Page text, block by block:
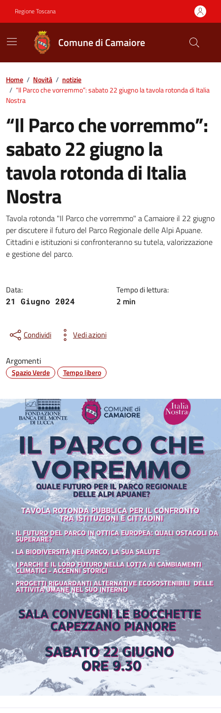
Regione Toscana
Comune di Camaiore
Contenuti in evidenza
Home / Novità / notizie
/ “Il Parco che vorremmo”: sabato 22 giugno la tavola rotonda di Italia
Nostra
“Il Parco che vorremmo”:
sabato 22 giugno la
tavola rotonda di Italia
Nostra
Dettagli della notizia
Tavola rotonda "Il Parco che vorremmo" a Camaiore il 22 giugno
per discutere il futuro del Parco Regionale delle Alpi Apuane.
Cittadini e istituzioni si confronteranno su tutela, valorizzazione
e gestione del parco.
Data:
21 Giugno 2024
Tempo di lettura:
2 min
Condividi Vedi azioni
Argomenti
Spazio Verde Tempo libero